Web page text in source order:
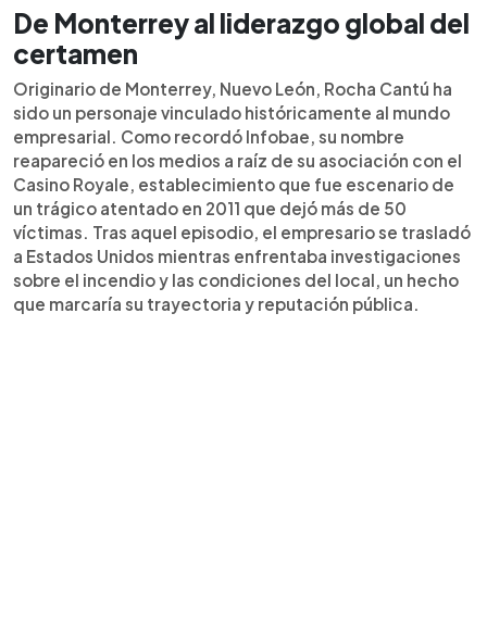
Infobae, Rocha busca transformar Miss Universo
en una marca global de liderazgo femenino,
aunque su gestión sigue bajo escrutinio por
decisiones empresariales y controversias
mediáticas.
De Monterrey al liderazgo global del
certamen
Originario de Monterrey, Nuevo León, Rocha Cantú ha
sido un personaje vinculado históricamente al mundo
empresarial. Como recordó Infobae, su nombre
reapareció en los medios a raíz de su asociación con el
Casino Royale, establecimiento que fue escenario de
un trágico atentado en 2011 que dejó más de 50
víctimas. Tras aquel episodio, el empresario se trasladó
a Estados Unidos mientras enfrentaba investigaciones
sobre el incendio y las condiciones del local, un hecho
que marcaría su trayectoria y reputación pública.